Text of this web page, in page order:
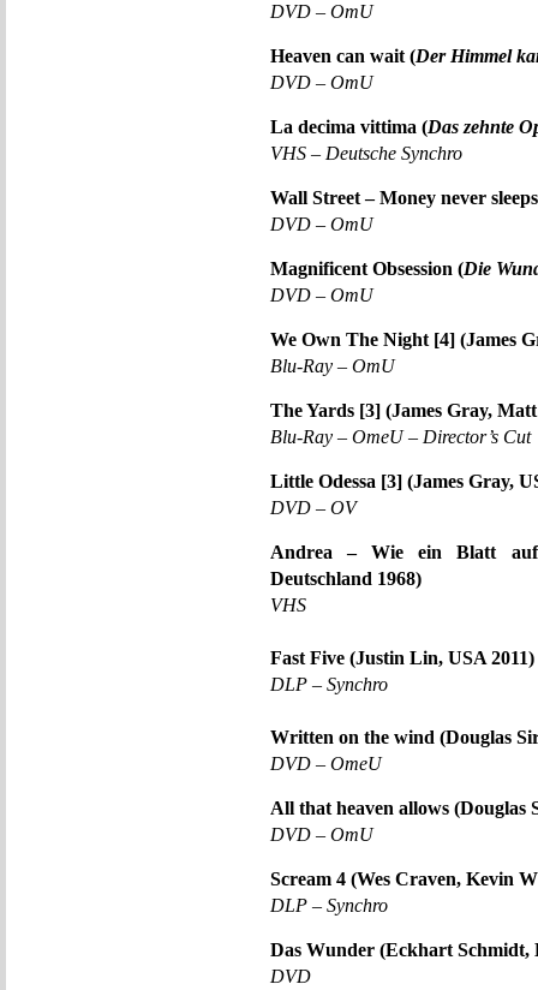
DVD – OmU
Heaven can wait (Der Himmel
DVD – OmU
La decima vittima (Das zehnte
VHS – Deutsche Synchro
Wall Street – Money never
DVD – OmU
Magnificent Obsession (Die
DVD – OmU
We Own The Night [4] (James
Blu-Ray – OmU
The Yards [3] (James Gray,
Blu-Ray – OmeU – Director’s Cut
Little Odessa [3] (James Gray,
DVD – OV
Andrea – Wie ein Blatt auf
Deutschland 1968)
VHS
Fast Five (Justin Lin, USA 2011)
DLP – Synchro
Written on the wind (Douglas
DVD – OmeU
All that heaven allows (Douglas
DVD – OmU
Scream 4 (Wes Craven, Kevin
DLP – Synchro
Das Wunder (Eckhart Schmidt,
DVD